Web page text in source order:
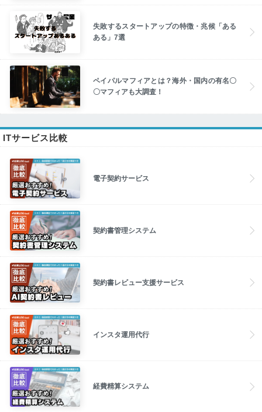
失敗するスタートアップの特徴・兆候「ある
ある」7選
ペイパルマフィアとは？海外・国内の有名〇
〇マフィアも大調査！
ITサービス比較
電子契約サービス
契約書管理システム
契約書レビュー支援サービス
インスタ運用代行
経費精算システム